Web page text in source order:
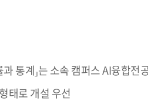
통계⸥는 소속 캠퍼스 AI융합
태로 개설 우선